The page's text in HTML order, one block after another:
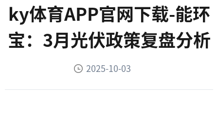
ky体育APP官网下载-能环
宝：3月光伏政策复盘分析
2025-10-03